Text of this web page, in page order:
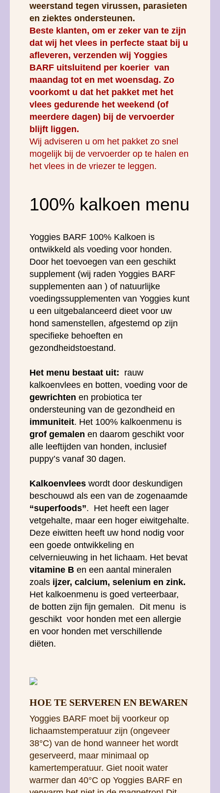
weerstand tegen virussen, parasieten
en ziektes ondersteunen.
Beste klanten, om er zeker van te zijn
dat wij het vlees in perfecte staat bij u
afleveren, verzenden wij Yoggies
BARF uitsluitend per koerier van
maandag tot en met woensdag. Zo
voorkomt u dat het pakket met het
vlees gedurende het weekend (of
meerdere dagen) bij de vervoerder
blijft liggen.
Wij adviseren u om het pakket zo snel
mogelijk bij de vervoerder op te halen en
het vlees in de vriezer te leggen.
100% kalkoen menu
Yoggies BARF 100% Kalkoen is
ontwikkeld als voeding voor honden.
Door het toevoegen van een geschikt
supplement (wij raden Yoggies BARF
supplementen aan ) of natuurlijke
voedingssupplementen van Yoggies kunt
u een uitgebalanceerd dieet voor uw
hond samenstellen, afgestemd op zijn
specifieke behoeften en
gezondheidstoestand.
Het menu bestaat uit: rauw
kalkoenvlees en botten, voeding voor de
gewrichten en probiotica ter
ondersteuning van de gezondheid en
immuniteit. Het 100% kalkoenmenu is
grof gemalen en daarom geschikt voor
alle leeftijden van honden, inclusief
puppy’s vanaf 30 dagen.
Kalkoenvlees wordt door deskundigen
beschouwd als een van de zogenaamde
“superfoods”. Het heeft een lager
vetgehalte, maar een hoger eiwitgehalte.
Deze eiwitten heeft uw hond nodig voor
een goede ontwikkeling en
celvernieuwing in het lichaam. Het bevat
vitamine B en een aantal mineralen
zoals ijzer, calcium, selenium en zink.
Het kalkoenmenu is goed verteerbaar,
de botten zijn fijn gemalen. Dit menu is
geschikt voor honden met een allergie
en voor honden met verschillende
diëten.
HOE TE SERVEREN EN BEWAREN
Yoggies BARF moet bij voorkeur op
lichaamstemperatuur zijn (ongeveer
38°C) van de hond wanneer het wordt
geserveerd, maar minimaal op
kamertemperatuur. Giet nooit water
warmer dan 40°C op Yoggies BARF en